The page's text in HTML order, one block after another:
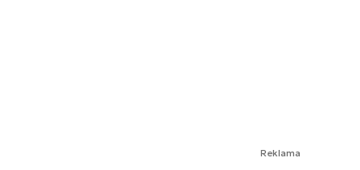
Reklama